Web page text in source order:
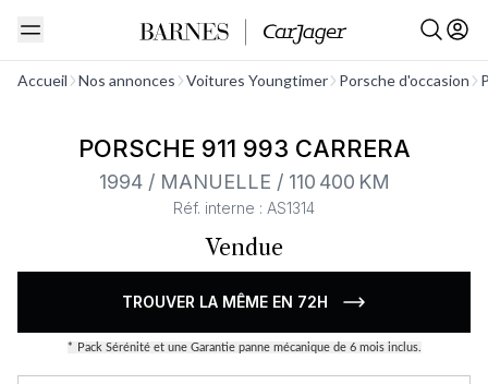
Accueil Nos annonces Voitures Youngtimer Porsche d'occasion
Voir tout
PORSCHE 911 993 CARRERA
1994 / MANUELLE / 110 400 KM
Réf. interne : AS1314
Vendue
TROUVER LA MÊME EN 72H
* Pack Sérénité et une Garantie panne mécanique de 6 mois inclus.